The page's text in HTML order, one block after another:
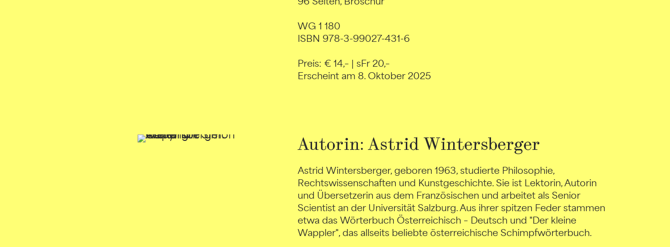
WG 1 180
ISBN 978-3-99027-431-6
Preis: € 14,– | sFr 20,–
Erscheint am 8. Oktober 2025
Autorin: Astrid Wintersberger
Astrid Wintersberger, geboren 1963, studierte Philosophie,
Rechtswissenschaften und Kunstgeschichte. Sie ist Lektorin, Autorin
und Übersetzerin aus dem Französischen und arbeitet als Senior
Scientist an der Universität Salzburg. Aus ihrer spitzen Feder stammen
etwa das Wörterbuch Österreichisch – Deutsch und "Der kleine
Wappler", das allseits beliebte österreichische Schimpfwörterbuch.